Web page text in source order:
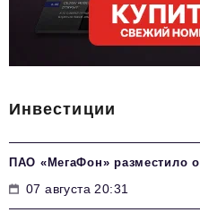
Инвестиции
ПАО «МегаФон» разместило
07 августа 20:31